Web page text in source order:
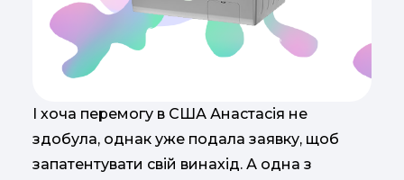
І хоча перемогу в США Анастасія не
здобула, однак уже подала заявку, щоб
запатентувати свій винахід. А одна з